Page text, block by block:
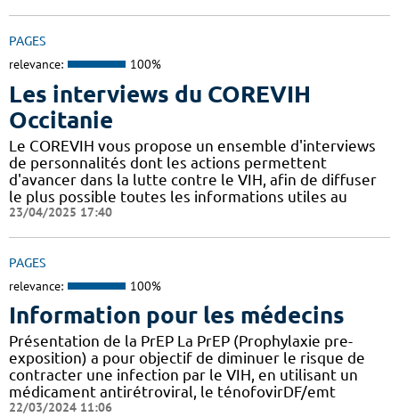
PAGES
relevance: 100%
Les interviews du COREVIH
Occitanie
Le COREVIH vous propose un ensemble d'interviews
de personnalités dont les actions permettent
d'avancer dans la lutte contre le VIH, afin de diffuser
le plus possible toutes les informations utiles au
23/04/2025 17:40
PAGES
relevance: 100%
Information pour les médecins
Présentation de la PrEP La PrEP (Prophylaxie pre-
exposition) a pour objectif de diminuer le risque de
contracter une infection par le VIH, en utilisant un
médicament antirétroviral, le ténofovirDF/emt
22/03/2024 11:06